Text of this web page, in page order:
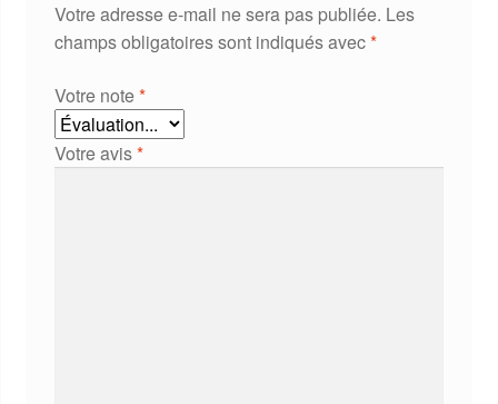
Votre adresse e-mail ne sera pas publiée. Les
champs obligatoires sont indiqués avec*
Votre note*
Votre avis*